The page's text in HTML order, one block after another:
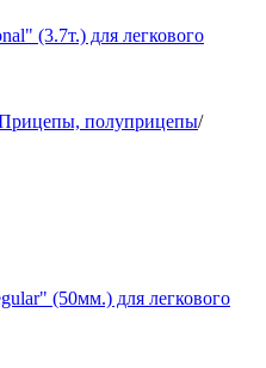
(3.7т.) для легкового
полуприцепы/
(50мм.) для легкового